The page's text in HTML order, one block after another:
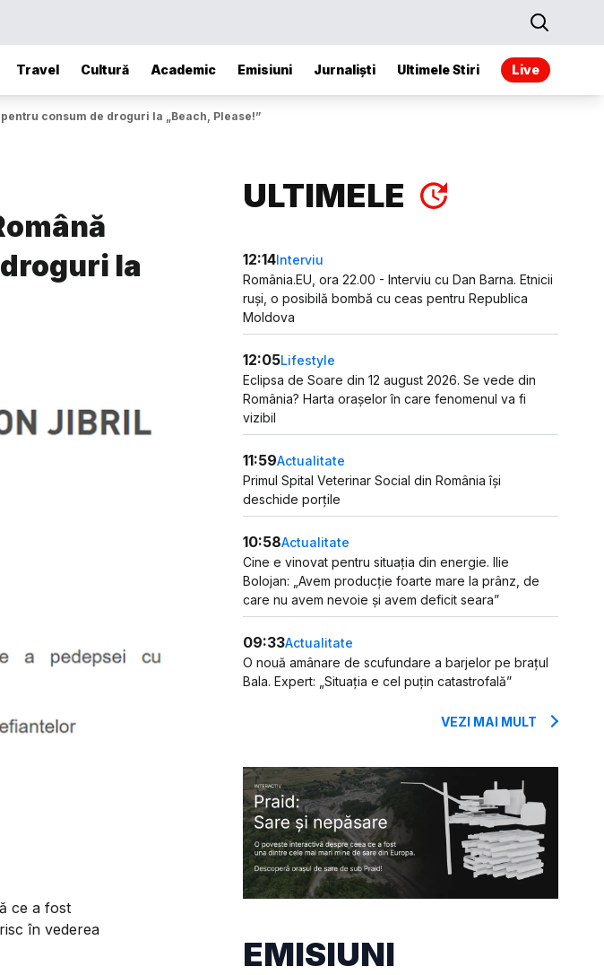
Travel Cultură Academic Emisiuni Jurnaliști Ultimele Stiri Live
consum de droguri la „Beach, Please!”
la
ce a fost
în vederea
ULTIMELE
12:14Interviu
România.EU, ora 22.00 - Interviu cu Dan Barna. Etnicii
ruși, o posibilă bombă cu ceas pentru Republica
Moldova
12:05Lifestyle
Eclipsa de Soare din 12 august 2026. Se vede din
România? Harta orașelor în care fenomenul va fi
vizibil
11:59Actualitate
Primul Spital Veterinar Social din România își
deschide porțile
10:58Actualitate
Cine e vinovat pentru situația din energie. Ilie
Bolojan: „Avem producție foarte mare la prânz, de
care nu avem nevoie și avem deficit seara”
09:33Actualitate
O nouă amânare de scufundare a barjelor pe brațul
Bala. Expert: „Situația e cel puțin catastrofală”
VEZI MAI MULT
EMISIUNI